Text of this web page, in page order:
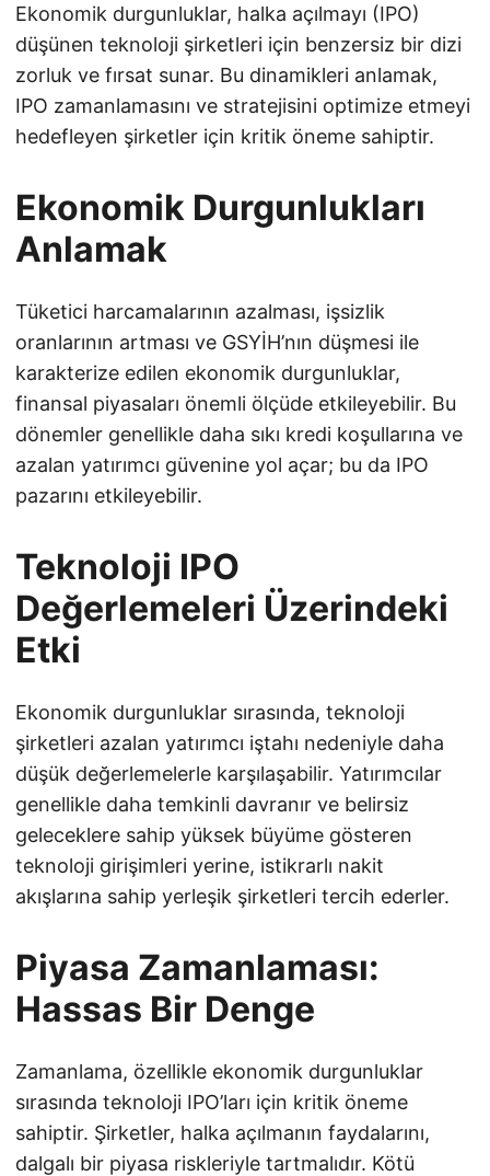
Ekonomik durgunluklar, halka açılmayı (IPO)
düşünen teknoloji şirketleri için benzersiz bir dizi
zorluk ve fırsat sunar. Bu dinamikleri anlamak,
IPO zamanlamasını ve stratejisini optimize etmeyi
hedefleyen şirketler için kritik öneme sahiptir.
Ekonomik Durgunlukları
Anlamak
Tüketici harcamalarının azalması, işsizlik
oranlarının artması ve GSYİH’nın düşmesi ile
karakterize edilen ekonomik durgunluklar,
finansal piyasaları önemli ölçüde etkileyebilir. Bu
dönemler genellikle daha sıkı kredi koşullarına ve
azalan yatırımcı güvenine yol açar; bu da IPO
pazarını etkileyebilir.
Teknoloji IPO
Değerlemeleri Üzerindeki
Etki
Ekonomik durgunluklar sırasında, teknoloji
şirketleri azalan yatırımcı iştahı nedeniyle daha
düşük değerlemelerle karşılaşabilir. Yatırımcılar
genellikle daha temkinli davranır ve belirsiz
geleceklere sahip yüksek büyüme gösteren
teknoloji girişimleri yerine, istikrarlı nakit
akışlarına sahip yerleşik şirketleri tercih ederler.
Piyasa Zamanlaması:
Hassas Bir Denge
Zamanlama, özellikle ekonomik durgunluklar
sırasında teknoloji IPO’ları için kritik öneme
sahiptir. Şirketler, halka açılmanın faydalarını,
dalgalı bir piyasa riskleriyle tartmalıdır. Kötü